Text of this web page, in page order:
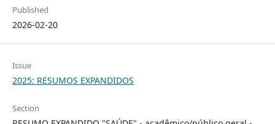
Published
2026-02-20
Issue
2025: RESUMOS EXPANDIDOS
Section